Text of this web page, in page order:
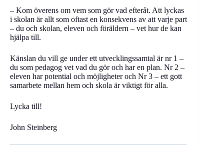
– Kom överens om vem som gör vad efteråt. Att lyckas
i skolan är allt som oftast en konsekvens av att varje part
– du och skolan, eleven och föräldern – vet hur de kan
hjälpa till.
Känslan du vill ge under ett utvecklingssamtal är nr 1 –
du som pedagog vet vad du gör och har en plan. Nr 2 –
eleven har potential och möjligheter och Nr 3 – ett gott
samarbete mellan hem och skola är viktigt för alla.
Lycka till!
John Steinberg